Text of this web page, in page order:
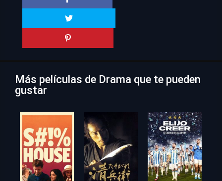
Más películas de Drama que te pueden
gustar